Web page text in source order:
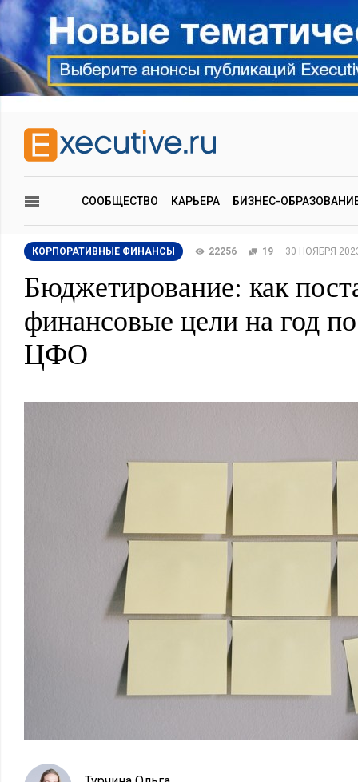
СООБЩЕСТВО КАРЬЕРА БИЗНЕС-
КОРПОРАТИВНЫЕ ФИНАНСЫ 22256 19 30 НОЯБРЯ
Бюджетирование: как
финансовые цели на год
ЦФО